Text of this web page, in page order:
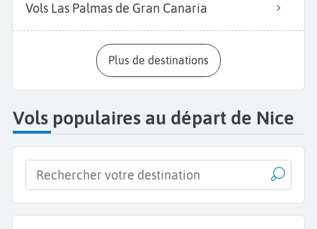
Vols Las Palmas de Gran Canaria
Plus de destinations
Vols populaires au départ de Nice